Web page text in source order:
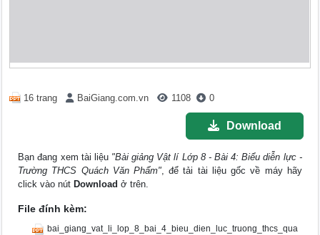
16 trang BaiGiang.com.vn 1108 0
Download
Bạn đang xem tài liệu "Bài giảng Vật lí Lớp 8 - Bài 4: Biểu diễn lực -
Trường THCS Quách Văn Phẩm", để tải tài liệu gốc về máy hãy
click vào nút Download ở trên.
File đính kèm:
bai_giang_vat_li_lop_8_bai_4_bieu_dien_luc_truong_thcs_qua